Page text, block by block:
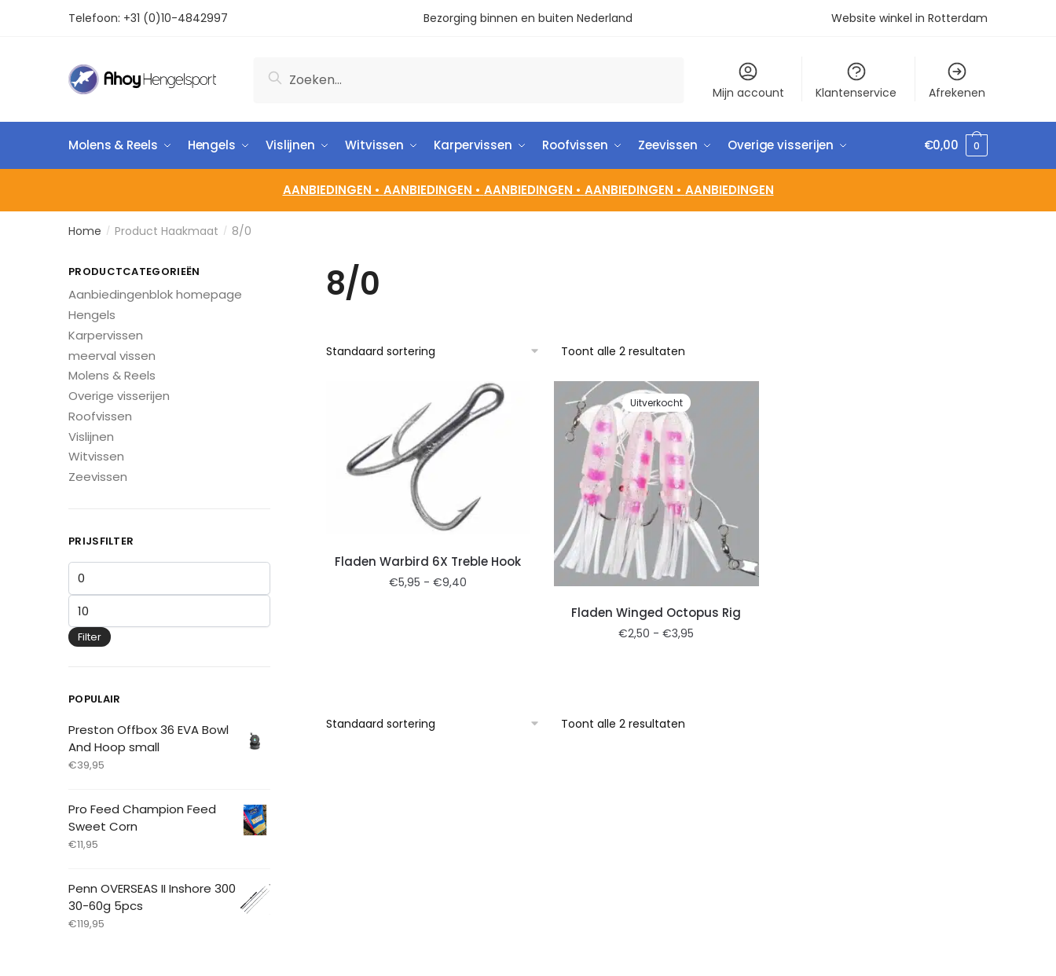
Telefoon: +31 (0)10-4842997 Bezorging binnen en buiten Nederland Website winkel in Rotterdam
Zoeken
Mijn account Klantenservice Afrekenen
Molens & Reels Hengels Vislijnen Witvissen Karpervissen Roofvissen Zeevissen Overige visserijen €0,00 0
AANBIEDINGEN • AANBIEDINGEN • AANBIEDINGEN • AANBIEDINGEN • AANBIEDINGEN
Home / Product Haakmaat / 8/0
8/0
Toont alle 2 resultaten
Fladen Warbird 6X Treble Hook
€5,95 - €9,40
Uitverkocht
Fladen Winged Octopus Rig
€2,50 - €3,95
Toont alle 2 resultaten
PRODUCTCATEGORIEËN
Aanbiedingenblok homepage
Hengels
Karpervissen
meerval vissen
Molens & Reels
Overige visserijen
Roofvissen
Vislijnen
Witvissen
Zeevissen
PRIJSFILTER
Filter
POPULAIR
Preston Offbox 36 EVA Bowl
And Hoop small
€39,95
Pro Feed Champion Feed
Sweet Corn
€11,95
Penn OVERSEAS II Inshore 300
30-60g 5pcs
€119,95